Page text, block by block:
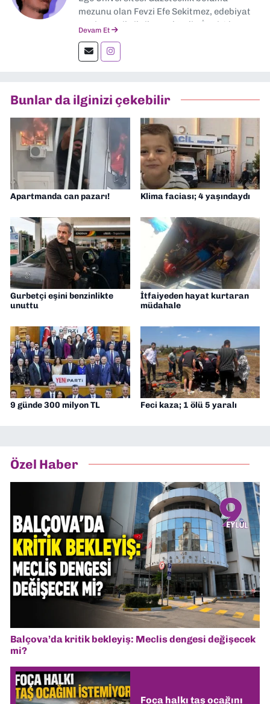
mezunu olan Fevzi Efe Sekitmez, edebiyat
ve sinema ile ilgilenmektedir. İzmir'de
editör, muhabir olarak çalıştı.
Devam Et
Bunlar da ilginizi çekebilir
Apartmanda can pazarı! Klima faciası; 4 yaşındaydı
Gurbetçi eşini benzinlikte
unuttu
İtfaiyeden hayat kurtaran
müdahale
9 günde 300 milyon TL Feci kaza; 1 ölü 5 yaralı
Özel Haber
Balçova’da kritik bekleyiş: Meclis dengesi değişecek
mi?
Foça halkı taş ocağını